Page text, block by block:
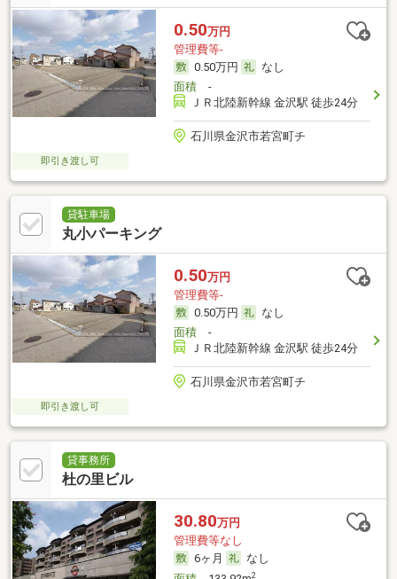
0.50万円
管理費等-
0.50万円
なし
面積-
ＪＲ北陸新幹線 金沢駅 徒歩24分
石川県金沢市若宮町チ
即引き渡し可
貸駐車場
丸小パーキング
0.50万円
管理費等-
0.50万円
なし
面積-
ＪＲ北陸新幹線 金沢駅 徒歩24分
石川県金沢市若宮町チ
即引き渡し可
貸事務所
杜の里ビル
30.80万円
管理費等なし
6ヶ月
なし
2